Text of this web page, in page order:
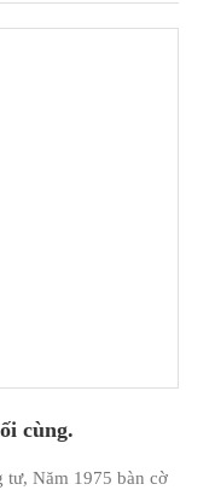
cùng.
tư, Năm 1975 bàn cờ